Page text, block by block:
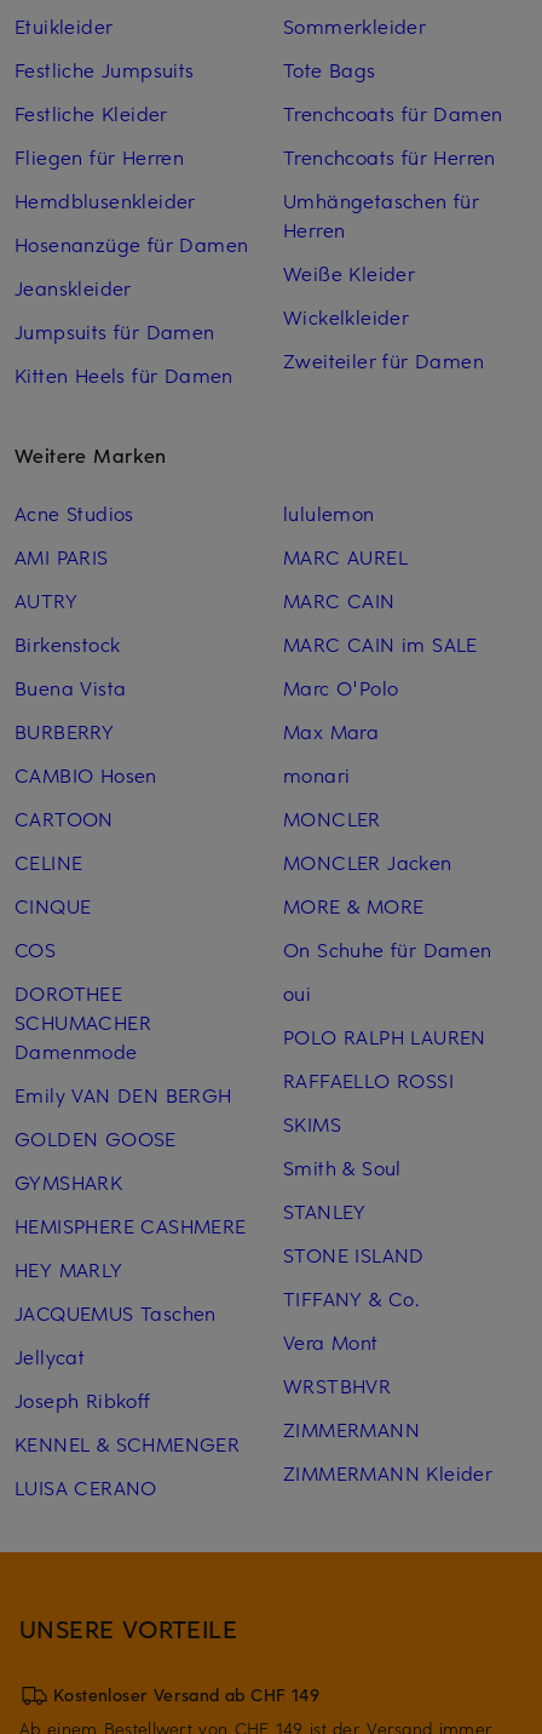
Etuikleider
Festliche Jumpsuits
Festliche Kleider
Fliegen für Herren
Hemdblusenkleider
Hosenanzüge für Damen
Jeanskleider
Jumpsuits für Damen
Kitten Heels für Damen
Sommerkleider
Tote Bags
Trenchcoats für Damen
Trenchcoats für Herren
Umhängetaschen für
Herren
Weiße Kleider
Wickelkleider
Zweiteiler für Damen
Weitere Marken
Acne Studios
AMI PARIS
AUTRY
Birkenstock
Buena Vista
BURBERRY
CAMBIO Hosen
CARTOON
CELINE
CINQUE
COS
DOROTHEE
SCHUMACHER
Damenmode
Emily VAN DEN BERGH
GOLDEN GOOSE
GYMSHARK
HEMISPHERE CASHMERE
HEY MARLY
JACQUEMUS Taschen
Jellycat
Joseph Ribkoff
KENNEL & SCHMENGER
LUISA CERANO
lululemon
MARC AUREL
MARC CAIN
MARC CAIN im SALE
Marc O'Polo
Max Mara
monari
MONCLER
MONCLER Jacken
MORE & MORE
On Schuhe für Damen
oui
POLO RALPH LAUREN
RAFFAELLO ROSSI
SKIMS
Smith & Soul
STANLEY
STONE ISLAND
TIFFANY & Co.
Vera Mont
WRSTBHVR
ZIMMERMANN
ZIMMERMANN Kleider
UNSERE VORTEILE
Kostenloser Versand ab CHF 149
Ab einem Bestellwert von CHF 149 ist der Versand immer